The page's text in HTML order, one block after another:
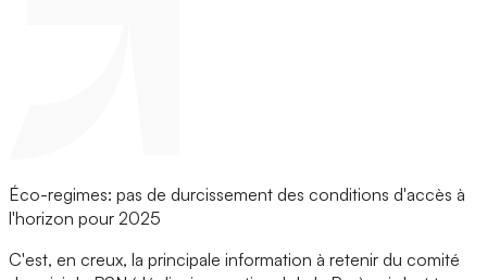
Éco-regimes: pas de durcissement des conditions d'accès à
l'horizon pour 2025
C'est, en creux, la principale information à retenir du comité